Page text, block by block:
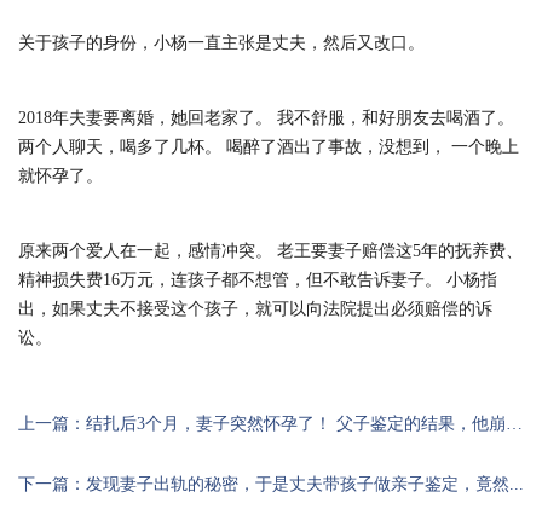
关于孩子的身份，小杨一直主张是丈夫，然后又改口。
2018年夫妻要离婚，她回老家了。 我不舒服，和好朋友去喝酒了。
两个人聊天，喝多了几杯。 喝醉了酒出了事故，没想到， 一个晚上
就怀孕了。
原来两个爱人在一起，感情冲突。 老王要妻子赔偿这5年的抚养费、
精神损失费16万元，连孩子都不想管，但不敢告诉妻子。 小杨指
出，如果丈夫不接受这个孩子，就可以向法院提出必须赔偿的诉
讼。
下一篇：发现妻子出轨的秘密，于是丈夫带孩子做亲子鉴定，竟然...